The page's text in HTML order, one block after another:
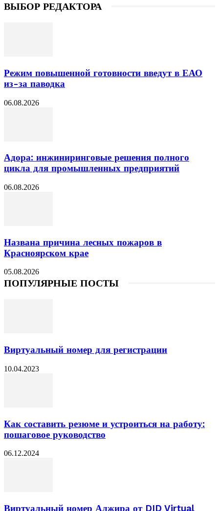
ВЫБОР РЕДАКТОРА
Режим повышенной готовности введут в ЕАО
из-за паводка
06.08.2026
Адора: инжиниринговые решения полного
цикла для промышленных предприятий
06.08.2026
Названа причина лесных пожаров в
Красноярском крае
05.08.2026
ПОПУЛЯРНЫЕ ПОСТЫ
Виртуальный номер для регистрации
10.04.2023
Как составить резюме и устроиться на работу:
пошаговое руководство
06.12.2024
Виртуальный номер Алжира от DID Virtual